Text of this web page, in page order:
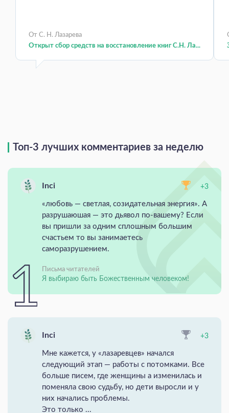
От С. Н. Лазарева
Открыт сбор средств на восстановление книг С.Н. Ла...
Топ-3 лучших комментариев за неделю
Inci +3
«любовь — светлая, созидательная энергия». А
разрушаюшая — это дьявол по-вашему? Если
вы пришли за одним сплошным большим
счастьем то вы занимаетесь
саморазрушением.
Письма читателей
Я выбираю быть Божественным человеком!
Inci +3
Мне кажется, у «лазаревцев» начался
следующий этап — работы с потомками. Все
больше писем, где женщины а изменилась и
поменяла свою судьбу, но дети выросли и у
них начались проблемы.
Это только ...